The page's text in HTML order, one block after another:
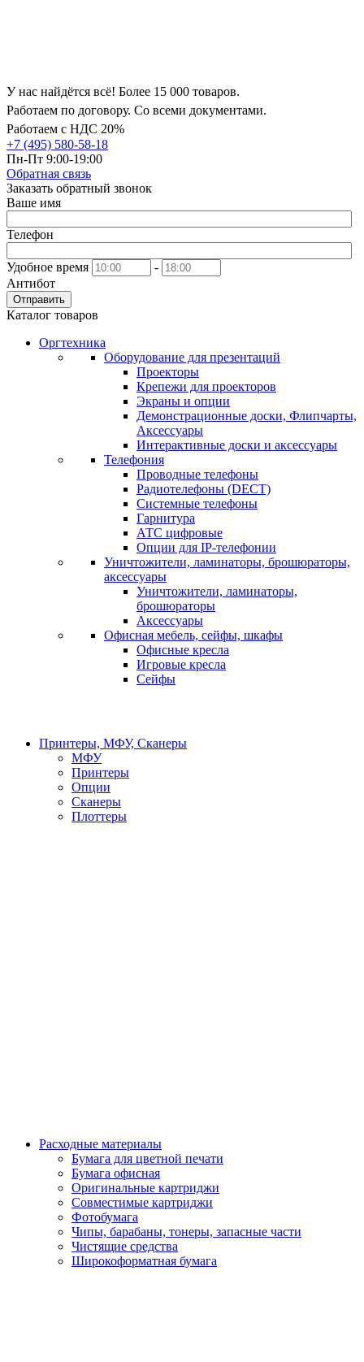
У нас найдётся всё! Более 15 000 товаров.
Работаем по договору. Со всеми документами.
Работаем с НДС 20%
+7 (495) 580-58-18
Пн-Пт 9:00-19:00
Обратная связь
Заказать обратный звонок
Ваше имя
Телефон
Удобное время
-
Антибот
Отправить
Каталог товаров
Оргтехника
Оборудование для презентаций
Проекторы
Крепежи для проекторов
Экраны и опции
Демонстрационные доски, Флипчарты,
Аксессуары
Интерактивные доски и аксессуары
Телефония
Проводные телефоны
Радиотелефоны (DECT)
Системные телефоны
Гарнитура
АТС цифровые
Опции для IP-телефонии
Уничтожители, ламинаторы, брошюраторы,
аксессуары
Уничтожители, ламинаторы,
брошюраторы
Аксессуары
Офисная мебель, сейфы, шкафы
Офисные кресла
Игровые кресла
Сейфы
Принтеры, МФУ, Сканеры
МФУ
Принтеры
Опции
Сканеры
Плоттеры
Расходные материалы
Бумага для цветной печати
Бумага офисная
Оригинальные картриджи
Совместимые картриджи
Фотобумага
Чипы, барабаны, тонеры, запасные части
Чистящие средства
Широкоформатная бумага